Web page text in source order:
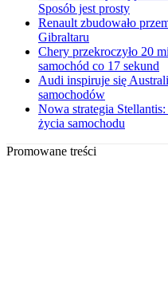
Sposób jest prosty
Renault zbudowało
Gibraltaru
Chery przekroczyło 20
samochód co 17 sekund
Audi inspiruje się
samochodów
Nowa strategia
życia samochodu
Promowane treści